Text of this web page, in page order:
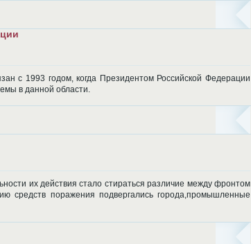
с 1993 годом, когда Президентом Российской Федерации
в данной области.
их действия стало стираться различие между фронтом
средств поражения подвергались города,промышленные